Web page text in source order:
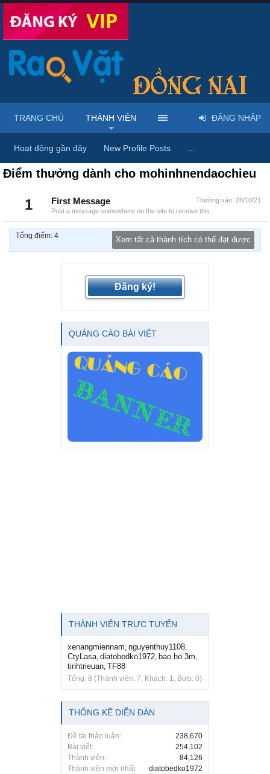
Trang chủ Thành viên mohinhnendaochieu
Điểm thưởng dành cho mohinhnendaochieu
1 Thưởng vào: 28/10/21
First Message
Post a message somewhere on the site to receive this.
Tổng điểm: 4 Xem tất cả thành tích có thể đạt được
Đăng ký!
QUẢNG CÁO BÀI VIẾT
THÀNH VIÊN TRỰC TUYẾN
xenangmiennam, nguyenthuy1108,
CtyLasa, diatobedko1972, bao ho 3m,
tinhtrieuan, TF88
Tổng: 8 (Thành viên: 7, Khách: 1, Bots: 0)
THỐNG KÊ DIỄN ĐÀN
Đề tài thảo luận:
238,670
Bài viết:
254,102
Thành viên:
84,126
Thành viên mới nhất:
diatobedko1972
TRANG CHỦ THÀNH VIÊN
Hoạt động gần đây New Profile Posts
ĐĂNG NHẬP